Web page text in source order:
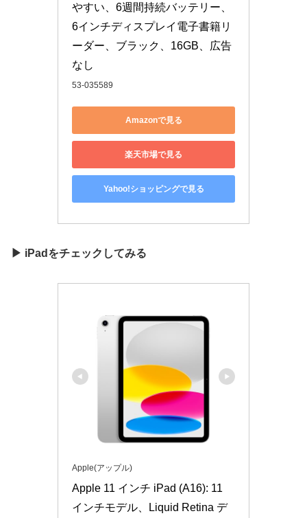
やすい、6週間持続バッテリー、
6インチディスプレイ電子書籍リ
ーダー、ブラック、16GB、広告
なし
53-035589
Amazonで見る
楽天市場で見る
Yahoo!ショッピングで見る
▶ iPadをチェックしてみる
Apple(アップル)
Apple 11 インチ iPad (A16): 11
インチモデル、Liquid Retina デ